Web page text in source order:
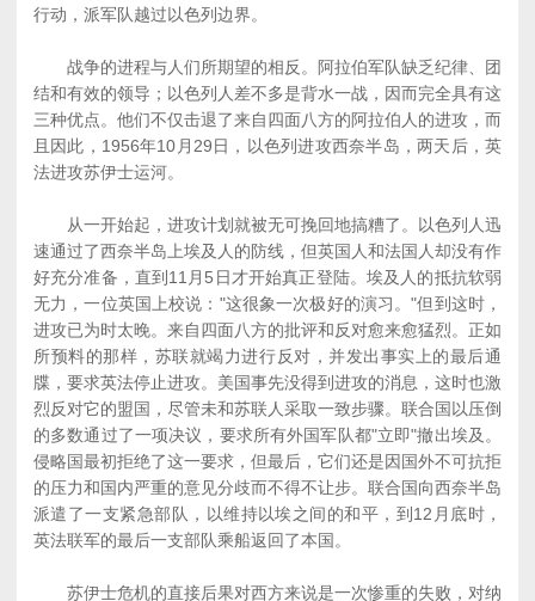
行动，派军队越过以色列边界。
战争的进程与人们所期望的相反。阿拉伯军队缺乏纪律、团
结和有效的领导；以色列人差不多是背水一战，因而完全具有这
三种优点。他们不仅击退了来自四面八方的阿拉伯人的进攻，而
且因此，1956年10月29日，以色列进攻西奈半岛，两天后，英
法进攻苏伊士运河。
从一开始起，进攻计划就被无可挽回地搞糟了。以色列人迅
速通过了西奈半岛上埃及人的防线，但英国人和法国人却没有作
好充分准备，直到11月5日才开始真正登陆。埃及人的抵抗软弱
无力，一位英国上校说："这很象一次极好的演习。"但到这时，
进攻已为时太晚。来自四面八方的批评和反对愈来愈猛烈。正如
所预料的那样，苏联就竭力进行反对，并发出事实上的最后通
牒，要求英法停止进攻。美国事先没得到进攻的消息，这时也激
烈反对它的盟国，尽管未和苏联人采取一致步骤。联合国以压倒
的多数通过了一项决议，要求所有外国军队都"立即"撤出埃及。
侵略国最初拒绝了这一要求，但最后，它们还是因国外不可抗拒
的压力和国内严重的意见分歧而不得不让步。联合国向西奈半岛
派遣了一支紧急部队，以维持以埃之间的和平，到12月底时，
英法联军的最后一支部队乘船返回了本国。
苏伊士危机的直接后果对西方来说是一次惨重的失败，对纳